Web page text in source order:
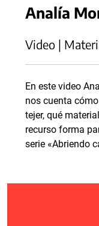
Analía
Video |
En este video
nos cuenta
tejer, qué
recurso forma
serie «Abriendo